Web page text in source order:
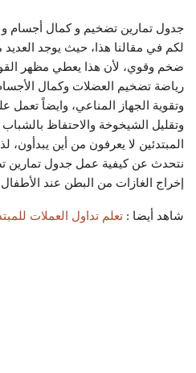
جدول تمارين تضخيم و كمال أجسام
لكم في مقالنا هذا، حيث يوجد
ضخم وقوي، لأن هذا يعطي مظهر
رياضة تضخيم العضلات وكمال
وتقوية الجهاز المناعي، وايضاً
وتقليل الشيخوخة والاحتفاظ
المبتدئين لا يعرفون من أين
نتحدث عن كيفية عمل جدول تمارين
إخراج الغازات من البطن عند
شاهد أيضا : تعلم تداول العملات